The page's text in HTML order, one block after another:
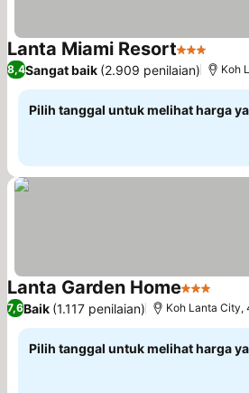
Lanta Miami Resort3 Bintang
Lihat
8,4Sangat baik (2.909 penilaian) Koh
Pilih tanggal untuk melihat harga
Lanta Garden Home3 Bintang
7,6Baik (1.117 penilaian) Koh Lanta City,
Pilih tanggal untuk melihat harga